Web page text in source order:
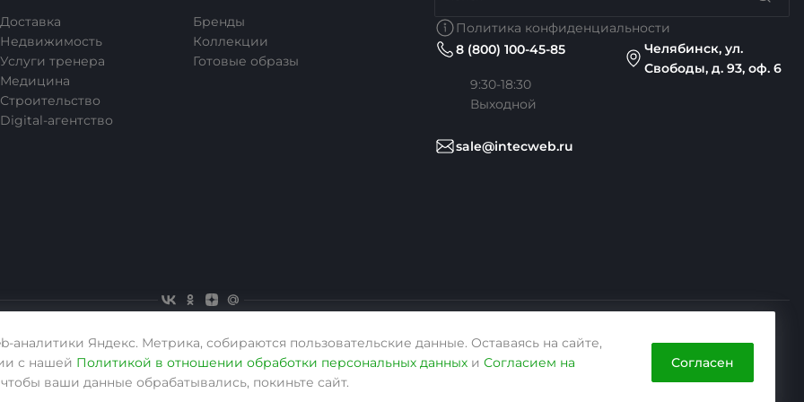
Доставка
Недвижимость
Услуги тренера
Медицина
Строительство
Digital-агентство
Бренды
Коллекции
Готовые образы
Политика конфиденциальности
8 (800) 100-45-85
9:30-18:30
Выходной
Челябинск, ул.
Свободы, д. 93, оф. 6
sale@intecweb.ru
аналитики Яндекс. Метрика, собираются пользовательские данные. Оставаясь на сайте,
с нашей Политикой в отношении обработки персональных данных и Согласием на
ваши данные обрабатывались, покиньте сайт.
Согласен